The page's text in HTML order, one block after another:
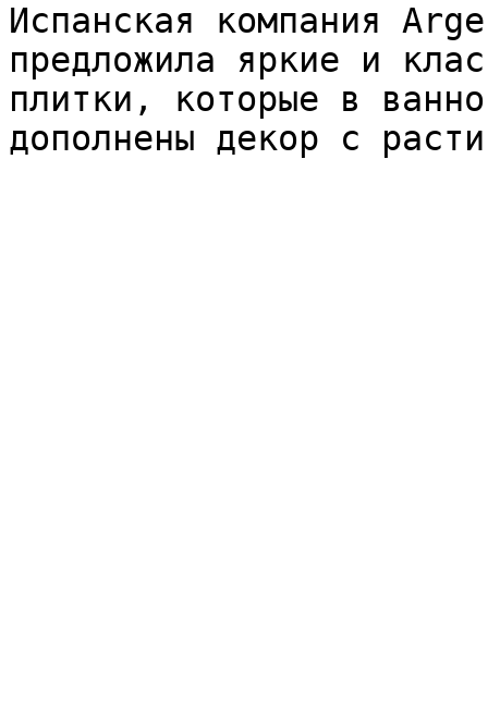
Испанская компания
предложила яркие и
плитки, которые в
дополнены декор с